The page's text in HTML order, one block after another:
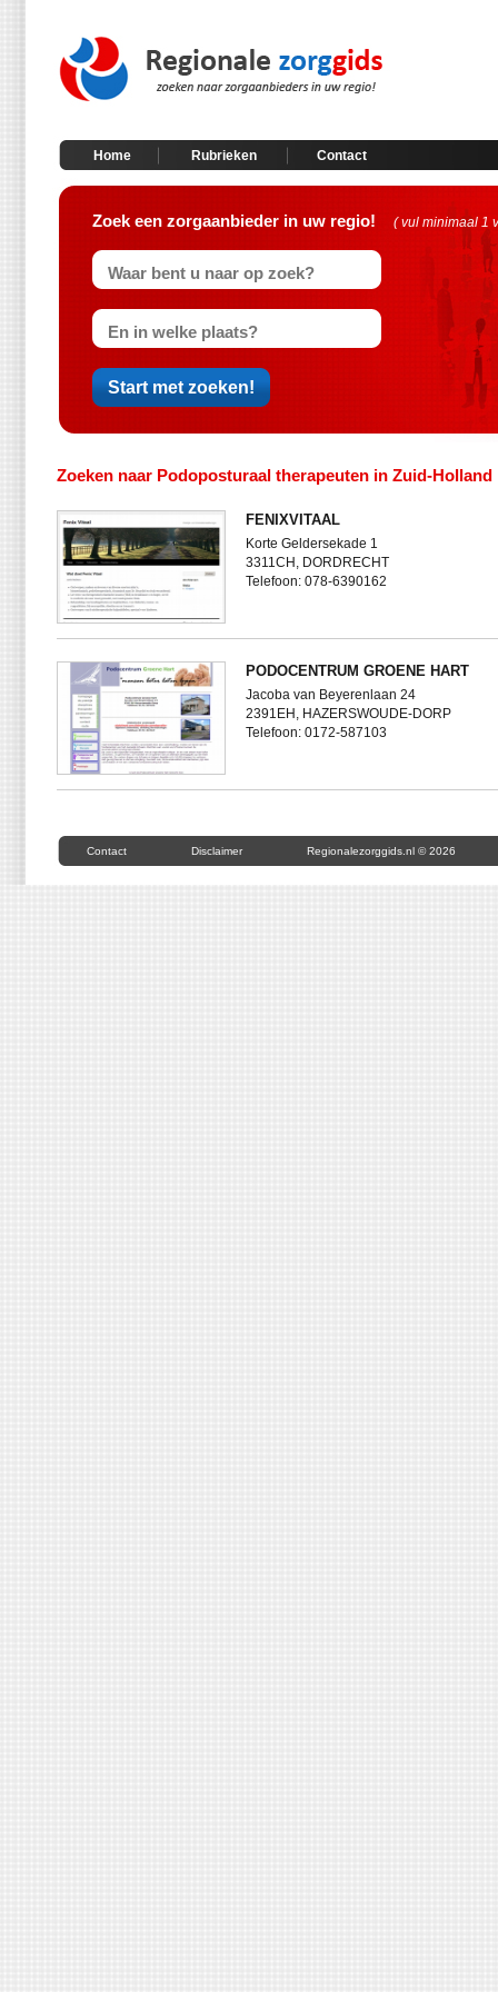
Home Rubrieken Contact
Zoek een zorgaanbieder in uw regio! ( vul minimaal 1
Zoeken naar Podoposturaal therapeuten in Zuid-Holland
FENIXVITAAL
Korte Geldersekade 1
3311CH, DORDRECHT
Telefoon: 078-6390162
PODOCENTRUM GROENE HART
Jacoba van Beyerenlaan 24
2391EH, HAZERSWOUDE-DORP
Telefoon: 0172-587103
Contact Disclaimer Regionalezorggids.nl © 2026